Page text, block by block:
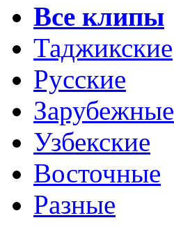
Все клипы
Таджикские
Русские
Зарубежные
Узбекские
Восточные
Разные